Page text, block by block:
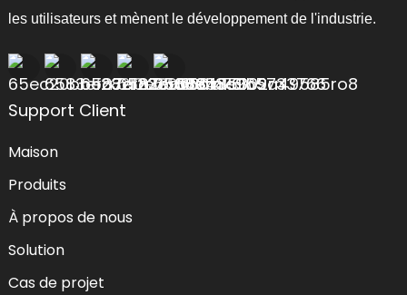
les utilisateurs et mènent le développement de l'industrie.
Support Client
Maison
Produits
À propos de nous
Solution
Cas de projet